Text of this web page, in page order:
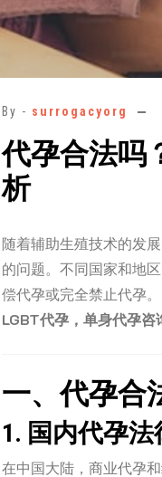
By - surrogacyorg
代孕合法吗
析
随着辅助生殖技术的发
的问题。不同国家和地
偿代孕或完全禁止代孕
LGBT代孕，单身代孕
一、代孕合
1. 国内代孕法
在中国大陆，商业代孕